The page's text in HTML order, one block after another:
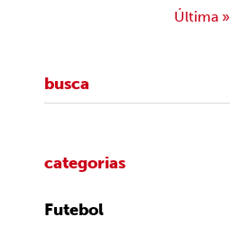
Última »
categorias
Futebol